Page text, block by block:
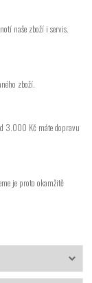
naše zboží i servis.
zboží.
3.000 Kč máte dopravu
je proto okamžitě